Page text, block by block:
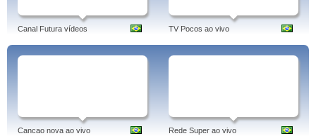
Canal Futura vídeos TV Pocos ao vivo
Cancao nova ao vivo Rede Super ao vivo